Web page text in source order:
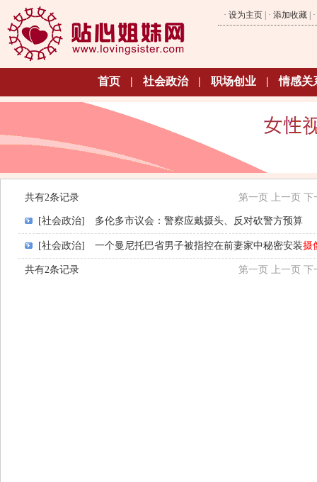
· 设为主页 | · 添加收藏 | ·
首页 | 社会政治 | 职场创业 | 情感关
共有2条记录 第一页 上一页 下
[社会政治] 多伦多市议会：警察应戴摄头、反对砍警方预算
[社会政治] 一个曼尼托巴省男子被指控在前妻家中秘密安装摄
共有2条记录 第一页 上一页 下